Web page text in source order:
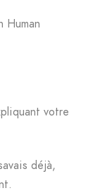
Human
votre
déjà,